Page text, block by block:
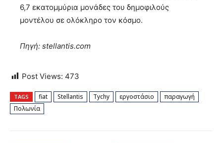
6,7 εκατομμύρια μονάδες του δημοφιλούς
μοντέλου σε ολόκληρο τον κόσμο.
Πηγή: stellantis.com
Post Views: 473
TAGS fiat Stellantis Tychy εργοστάσιο
παραγωγή
Πολωνία